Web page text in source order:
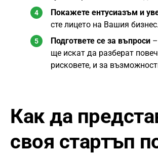
Покажете ентусиазъм и
сте лицето на Вашия бизнес.
Подгответе се за въпроси
ще искат да разберат
рисковете, и за
Как да
своя стартъп